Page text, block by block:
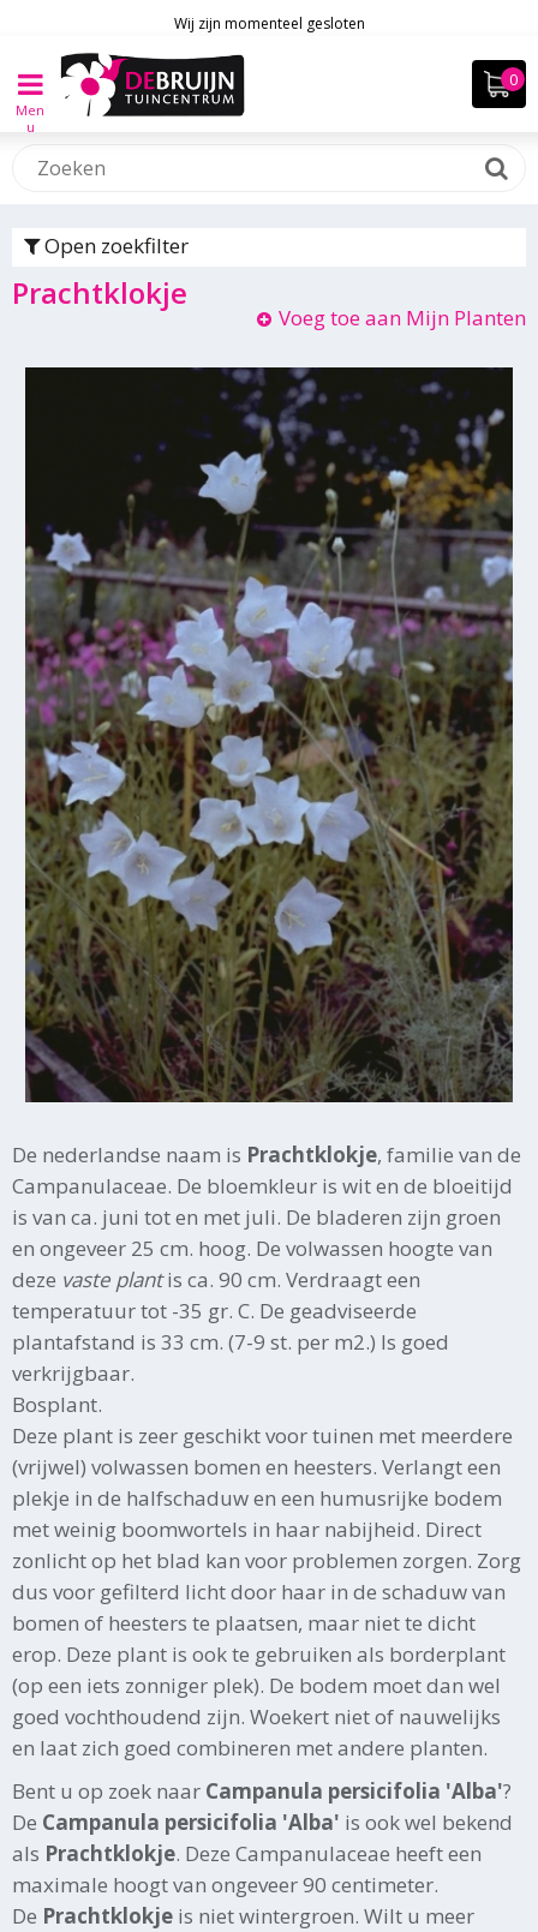
Men
u
Wij zijn momenteel gesloten
Open zoekfilter
Prachtklokje
Voeg toe aan Mijn Planten
De nederlandse naam is Prachtklokje, familie van de
Campanulaceae. De bloemkleur is wit en de bloeitijd
is van ca. juni tot en met juli. De bladeren zijn groen
en ongeveer 25 cm. hoog. De volwassen hoogte van
deze vaste plantis ca. 90 cm. Verdraagt een
temperatuur tot -35 gr. C. De geadviseerde
plantafstand is 33 cm. (7-9 st. per m2.) Is goed
verkrijgbaar.
Bosplant.
Deze plant is zeer geschikt voor tuinen met meerdere
(vrijwel) volwassen bomen en heesters. Verlangt een
plekje in de halfschaduw en een humusrijke bodem
met weinig boomwortels in haar nabijheid. Direct
zonlicht op het blad kan voor problemen zorgen. Zorg
dus voor gefilterd licht door haar in de schaduw van
bomen of heesters te plaatsen, maar niet te dicht
erop. Deze plant is ook te gebruiken als borderplant
(op een iets zonniger plek). De bodem moet dan wel
goed vochthoudend zijn. Woekert niet of nauwelijks
en laat zich goed combineren met andere planten.
Bent u op zoek naar Campanula persicifolia 'Alba'?
De Campanula persicifolia 'Alba' is ook wel bekend
als Prachtklokje. Deze Campanulaceae heeft een
maximale hoogt van ongeveer 90 centimeter.
De Prachtklokje is niet wintergroen. Wilt u meer